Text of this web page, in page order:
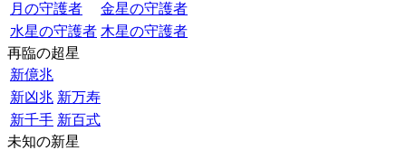
月の守護者
金星の守護者
水星の守護者 木星の守護者
再臨の超星
新億兆
新凶兆 新万寿
新千手 新百式
未知の新星